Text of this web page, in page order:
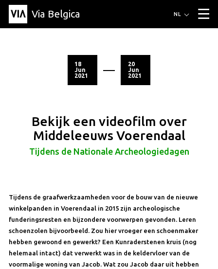
Via Belgica ▼
Contact
Pers
Gemeentes
NL
18
Jun
2021
20
Jun
2021
Bekijk een videofilm over
Middeleeuws Voerendaal
Tijdens de Nationale Archeologiedagen
Tijdens de graafwerkzaamheden voor de bouw van de nieuwe
winkelpanden in Voerendaal in 2015 zijn archeologische
funderingsresten en bijzondere voorwerpen gevonden. Leren
schoenzolen bijvoorbeeld. Zou hier vroeger een schoenmaker
hebben gewoond en gewerkt? Een Kunraderstenen kruis (nog
helemaal intact) dat verwerkt was in de keldervloer van de
voormalige woning van Jacob. Wat zou Jacob daar uit hebben